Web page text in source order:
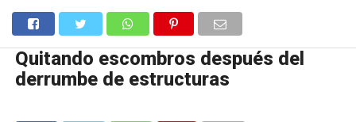
Quitando escombros después del
derrumbe de estructuras